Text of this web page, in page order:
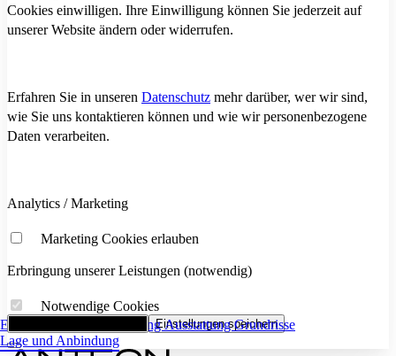
Eckdaten FlächenaufstellungAusstattungGrundrisse
Lage und Anbindung
Cookies einwilligen. Ihre Einwilligung können Sie jederzeit auf
unserer Website ändern oder widerrufen.
Erfahren Sie in unseren Datenschutz mehr darüber, wer wir sind,
wie Sie uns kontaktieren können und wie wir personenbezogene
Daten verarbeiten.
Analytics / Marketing
Marketing Cookies erlauben
Erbringung unserer Leistungen (notwendig)
Notwendige Cookies
Einstellungen speichern